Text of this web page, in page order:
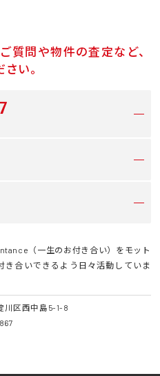
質問や物件の査定など、
い。
（一生のお付き合い）をモット
き合いできるよう日々活動していま
川区西中島5-1-8